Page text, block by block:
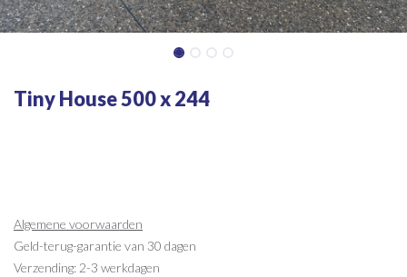
Tiny House 500 x 244
Algemene voorwaarden
Geld-terug-garantie van 30 dagen
Verzending: 2-3 werkdagen